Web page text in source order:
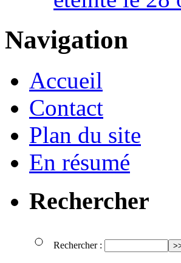
Navigation
Accueil
Contact
Plan du site
En résumé
Rechercher
Rechercher :